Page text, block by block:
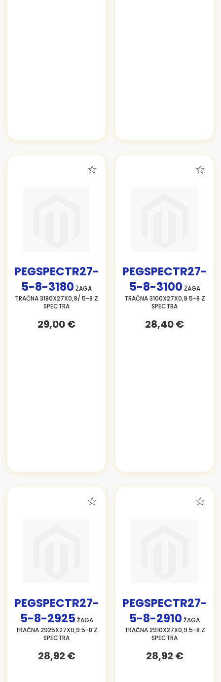
PEGSPECTR27-
5-8-3180 ŽAGA
TRAČNA 3180X27X0,9/ 5-8 Z
SPECTRA
29,00 €
PEGSPECTR27-
5-8-3100 ŽAGA
TRAČNA 3100X27X0,9 5-8 Z
SPECTRA
28,40 €
PEGSPECTR27-
5-8-2925 ŽAGA
TRAČNA 2925X27X0,9 5-8 Z
SPECTRA
28,92 €
PEGSPECTR27-
5-8-2910 ŽAGA
TRAČNA 2910X27X0,9 5-8 Z
SPECTRA
28,92 €